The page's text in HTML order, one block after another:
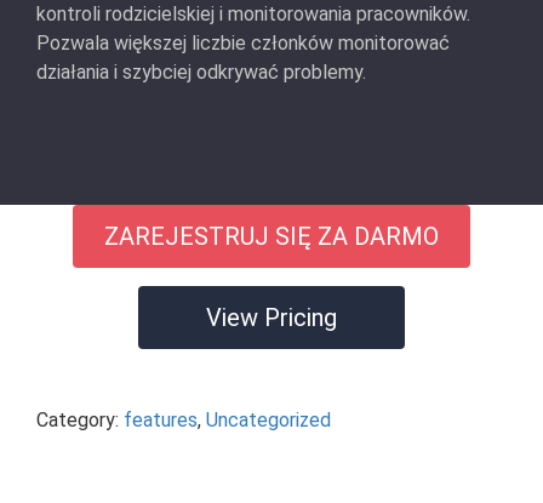
kontroli rodzicielskiej i monitorowania pracowników.
Pozwala większej liczbie członków monitorować
działania i szybciej odkrywać problemy.
ZAREJESTRUJ SIĘ ZA DARMO
View Pricing
Category: features, Uncategorized